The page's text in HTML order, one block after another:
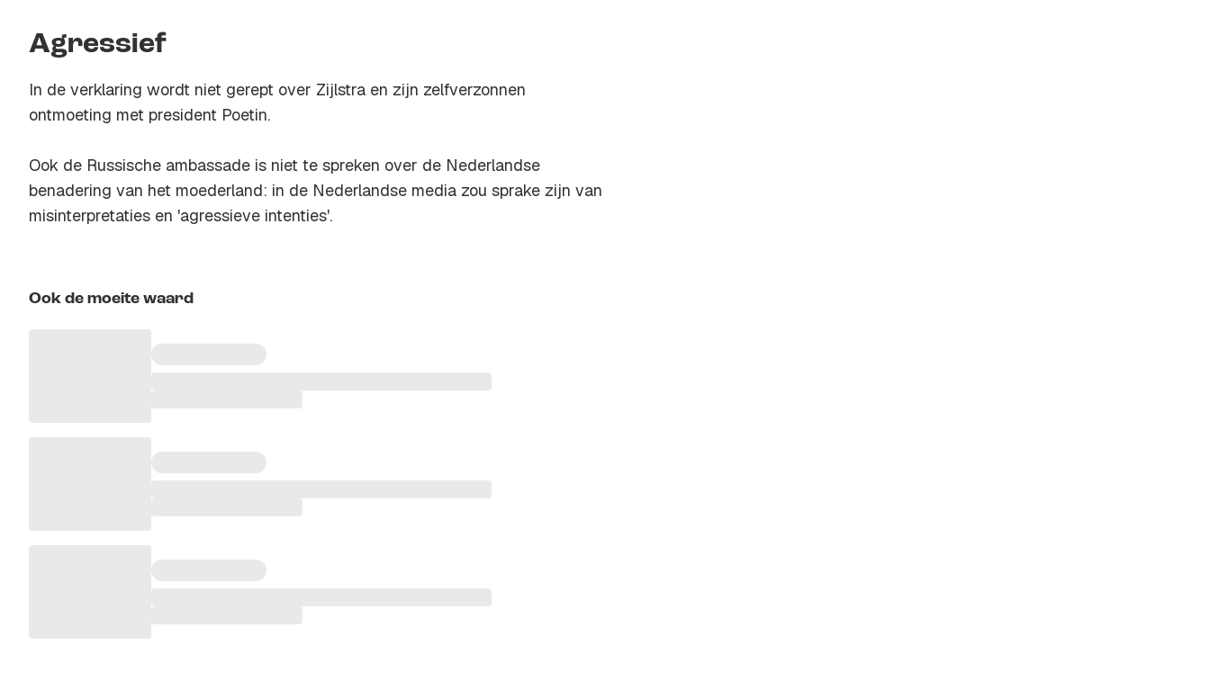
Agressief
In de verklaring wordt niet gerept over Zijlstra en zijn zelfverzonnen
ontmoeting met president Poetin.
Ook de Russische ambassade is niet te spreken over de Nederlandse
benadering van het moederland: in de Nederlandse media zou sprake zijn van
misinterpretaties en 'agressieve intenties'.
Ook de moeite waard